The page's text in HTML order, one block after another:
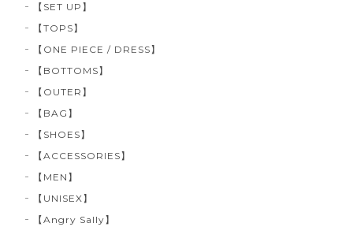
【SET UP】
【TOPS】
【ONE PIECE / DRESS】
【BOTTOMS】
【OUTER】
【BAG】
【SHOES】
【ACCESSORIES】
【MEN】
【UNISEX】
【Angry Sally】